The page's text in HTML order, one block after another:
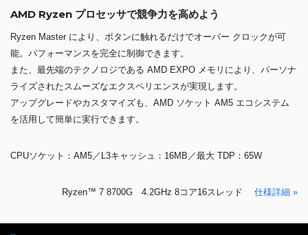
AMD Ryzen プロセッサで競争力を高めよう
Ryzen Master により、ボタンに触れるだけでオーバー クロックが可
能。パフォーマンスを完全に制御できます。
また、最先端のテクノロジである AMD EXPO メモリにより、パーソナ
ライズされたスムーズなエクスペリエンスが実現します。
アップグレードやカスタマイズも、AMD ソケット AM5 エコシステム
を活用して簡単に実行できます。
CPUソケット：AM5／L3キャッシュ：16MB／最大 TDP：65W
Ryzen™ 7 8700G 4.2GHz 8コア16スレッド 仕様詳細 »